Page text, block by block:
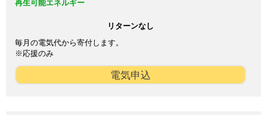
再生可能エネルギー
リターンなし
毎月の電気代から寄付します。
※応援のみ
電気申込